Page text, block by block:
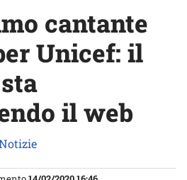
cantante
Unicef: il
il web